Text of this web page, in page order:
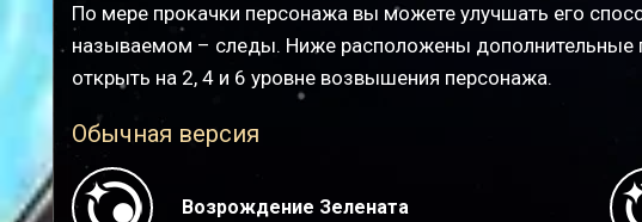
По мере прокачки персонажа вы можете улучшать его
называемом – следы. Ниже расположены дополнительные
открыть на 2, 4 и 6 уровне возвышения персонажа.
Обычная версия
Возрождение Зелената